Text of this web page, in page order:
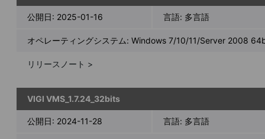
公開日: 2025-01-16 言語: 多言語
オペレーティングシステム: Windows 7/10/11/Server 2008
リリースノート >
VIGI VMS_1.7.24_32bits
公開日: 2024-11-28 言語: 多言語